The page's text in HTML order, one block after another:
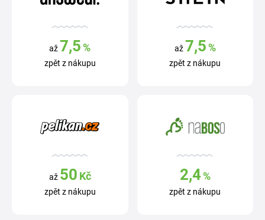
až 7,5 %
zpět z nákupu
až 7,5%
zpět z nákupu
až 50 Kč
zpět z nákupu
2,4%
zpět z nákupu